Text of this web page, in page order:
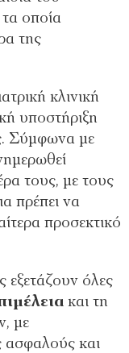
τα οποία
της
κλινική
υποστήριξη
Σύμφωνα με
τους, με τους
πρέπει να
προσεκτικό
εξετάζουν όλες
και τη
με
ασφαλούς και